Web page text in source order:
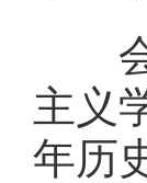
会
主义
年历